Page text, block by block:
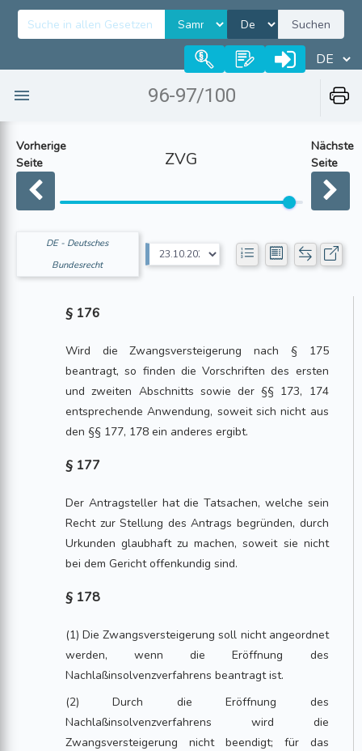
Suchen
96-97/100
Vorherige
Seite
ZVG
Nächste
Seite
DE - Deutsches
Bundesrecht
§ 176
Wird die Zwangsversteigerung nach § 175
beantragt, so finden die Vorschriften des ersten
und zweiten Abschnitts sowie der §§ 173, 174
entsprechende Anwendung, soweit sich nicht aus
den §§ 177, 178 ein anderes ergibt.
§ 177
Der Antragsteller hat die Tatsachen, welche sein
Recht zur Stellung des Antrags begründen, durch
Urkunden glaubhaft zu machen, soweit sie nicht
bei dem Gericht offenkundig sind.
§ 178
(1) Die Zwangsversteigerung soll nicht angeordnet
werden, wenn die Eröffnung des
Nachlaßinsolvenzverfahrens beantragt ist.
(2) Durch die Eröffnung des
Nachlaßinsolvenzverfahrens wird die
Zwangsversteigerung nicht beendigt; für das